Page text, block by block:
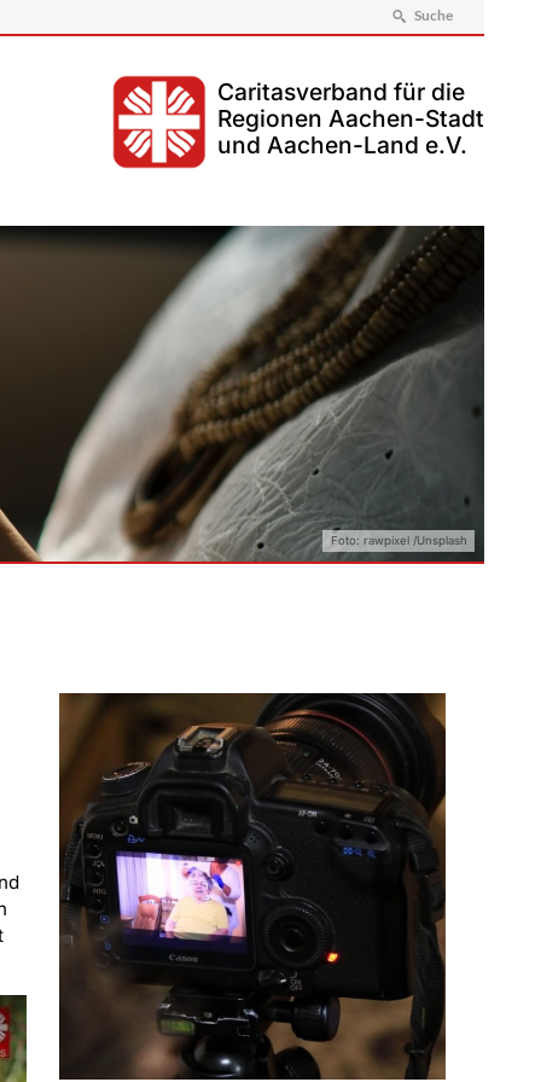
Suche
Caritasverband für die
Regionen Aachen-Stadt
und Aachen-Land e.V.
Foto: rawpixel /Unsplash